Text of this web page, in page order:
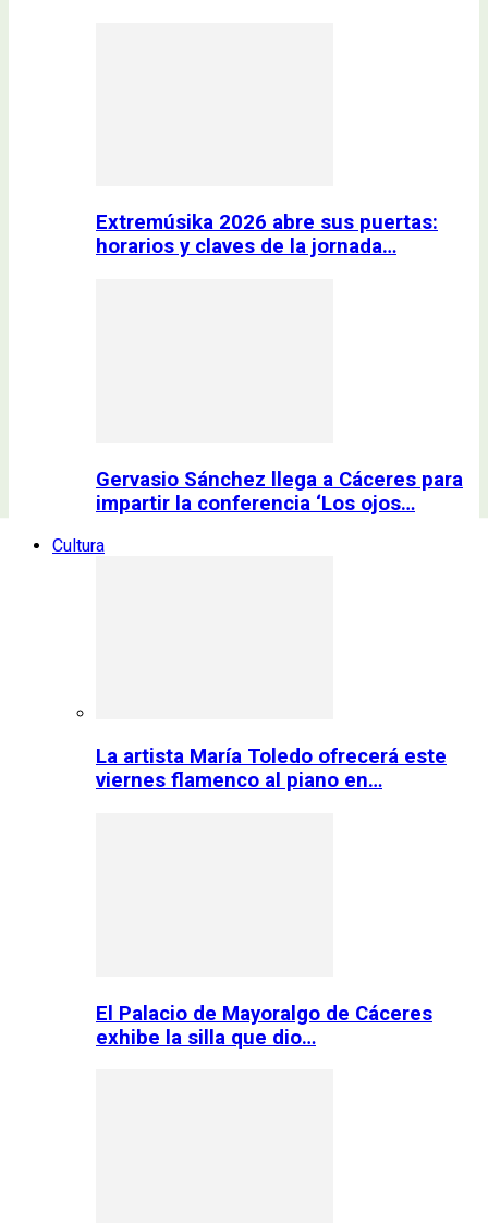
Extremúsika 2026 abre sus puertas:
horarios y claves de la jornada…
Gervasio Sánchez llega a Cáceres para
impartir la conferencia ‘Los ojos…
Cultura
La artista María Toledo ofrecerá este
viernes flamenco al piano en…
El Palacio de Mayoralgo de Cáceres
exhibe la silla que dio…